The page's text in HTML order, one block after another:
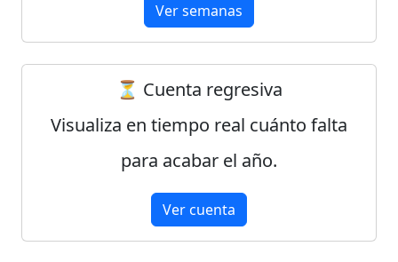
Ver semanas
⏳ Cuenta regresiva
Visualiza en tiempo real cuánto falta
para acabar el año.
Ver cuenta